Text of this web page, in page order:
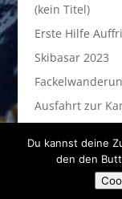
(kein Titel)
Erste Hilfe
Skibasar 2023
Ausfahrt zur
Anstehende
Es sind
Du kannst deine
den den